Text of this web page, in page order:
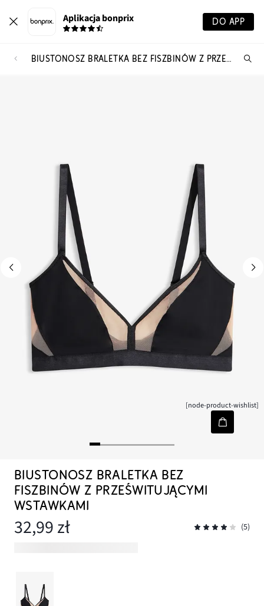
Aplikacja bonprix DO APP
BIUSTONOSZ BRALETKA BEZ FISZBINÓW Z PRZEŚWITUJĄCYMI WSTAWKAMI
[node-product-wishlist]
BIUSTONOSZ BRALETKA BEZ
FISZBINÓW Z PRZEŚWITUJĄCYMI
WSTAWKAMI
32,99 zł (5)